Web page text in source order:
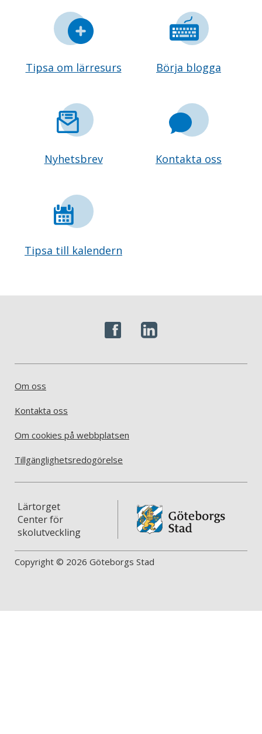
Tipsa om lärresurs Börja blogga
Nyhetsbrev Kontakta oss
Tipsa till kalendern
Om oss
Kontakta oss
Om cookies på webbplatsen
Tillgänglighetsredogörelse
Lärtorget
Center för
skolutveckling
Copyright © 2026 Göteborgs Stad